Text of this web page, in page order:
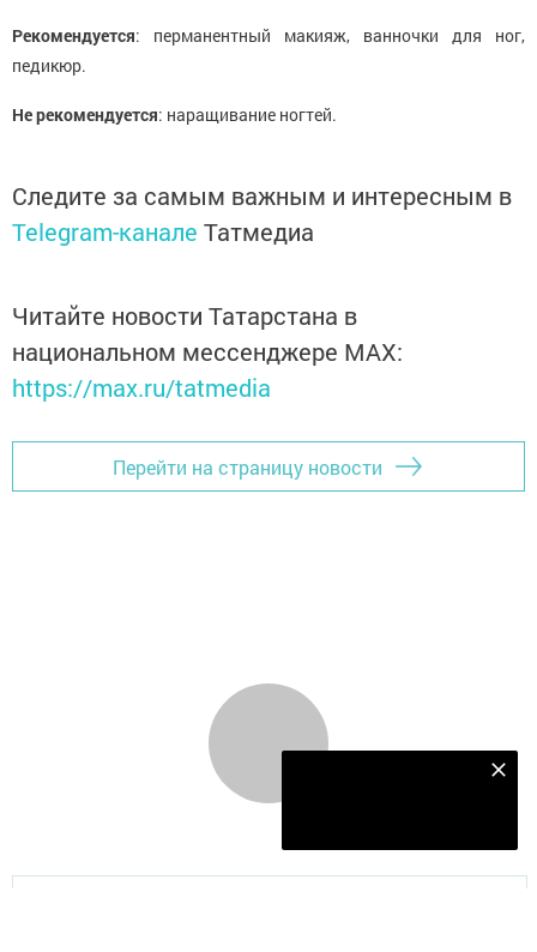
Рекомендуется: перманентный макияж, ванночки для ног,
педикюр.
Не рекомендуется: наращивание ногтей.
Следите за самым важным и интересным в
Telegram-канале Татмедиа
Читайте новости Татарстана в
национальном мессенджере MАХ:
https://max.ru/tatmedia
Перейти на страницу новости